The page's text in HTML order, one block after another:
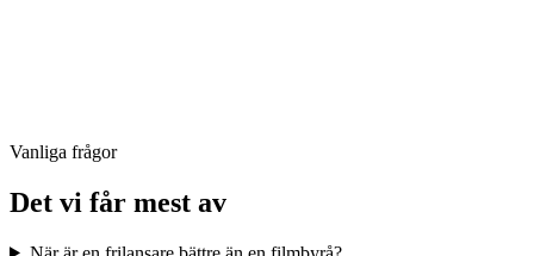
Vanliga frågor
Det vi får mest av